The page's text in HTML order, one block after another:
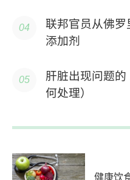
联邦官员从佛
添加剂
肝脏出现问题
何处理）
健康饮